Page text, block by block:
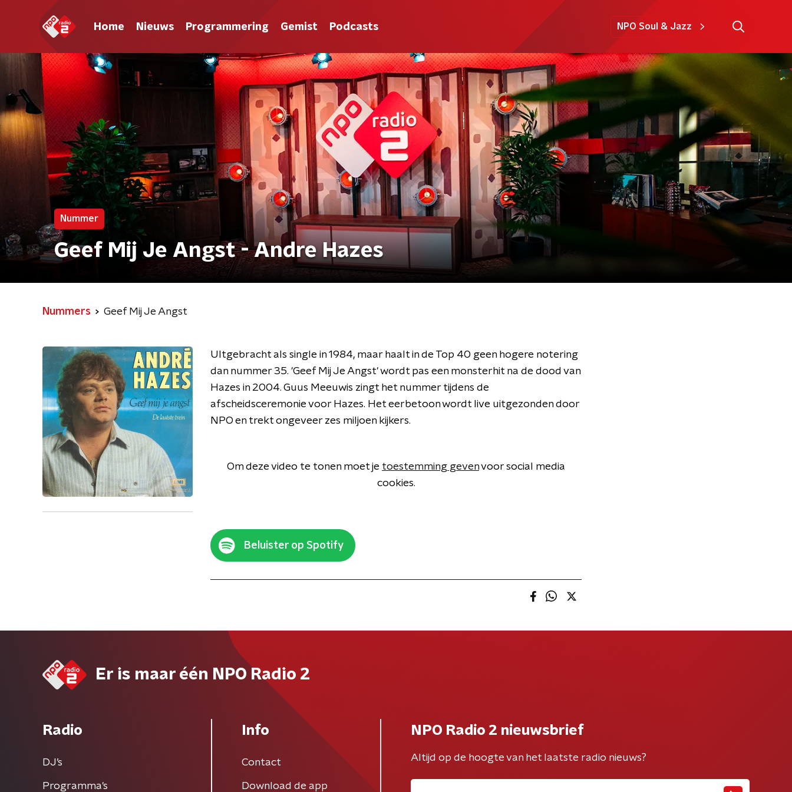
Home Nieuws Programmering Gemist Podcasts NPO Soul & Jazz
Nummer
Geef Mij Je Angst - Andre Hazes
Nummers Geef Mij Je Angst
UItgebracht als single in 1984, maar haalt in de Top 40 geen hogere notering
dan nummer 35. 'Geef Mij Je Angst' wordt pas een monsterhit na de dood van
Hazes in 2004. Guus Meeuwis zingt het nummer tijdens de
afscheidsceremonie voor Hazes. Het eerbetoon wordt live uitgezonden door
NPO en trekt ongeveer zes miljoen kijkers.
Om deze video te tonen moet je toestemming gevenvoor social media
cookies.
Beluister op Spotify
Er is maar één NPO Radio 2
Radio
DJ’s
Programma's
Info
Contact
Download de app
NPO Radio 2 nieuwsbrief
Altijd op de hoogte van het laatste radio nieuws?